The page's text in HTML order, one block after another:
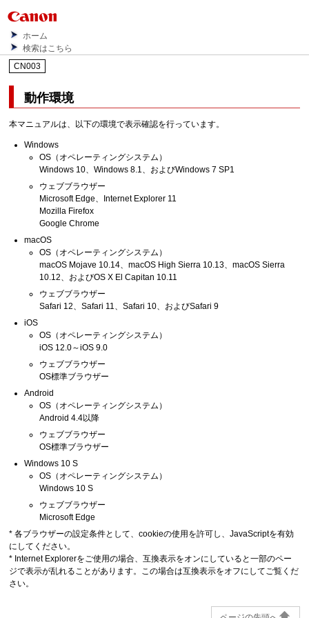
ホーム
検索はこちら
CN003
動作環境
本マニュアルは、以下の環境で表示確認を行っています。
Windows
OS（オペレーティングシステム）
Windows 10、 Windows 8.1、およびWindows 7 SP1
ウェブブラウザー
Microsoft Edge、 Internet Explorer11
Mozilla Firefox
Google Chrome
macOS
OS（オペレーティングシステム）
macOS Mojave 10.14、 macOS High Sierra 10.13、 macOS Sierra
10.12、およびOS X El Capitan 10.11
ウェブブラウザー
Safari 12、 Safari 11、 Safari 10、およびSafari 9
iOS
OS（オペレーティングシステム）
iOS12.0～iOS9.0
ウェブブラウザー
OS標準ブラウザー
Android
OS（オペレーティングシステム）
Android 4.4以降
ウェブブラウザー
OS標準ブラウザー
Windows 10 S
OS（オペレーティングシステム）
Windows 10 S
ウェブブラウザー
Microsoft Edge
*各ブラウザーの設定条件として、cookieの使用を許可し、JavaScriptを有効
にしてください。
* Internet Explorerをご使用の場合、互換表示をオンにしていると一部のペー
ジで表示が乱れることがあります。 この場合は互換表示をオフにしてご覧くだ
さい。